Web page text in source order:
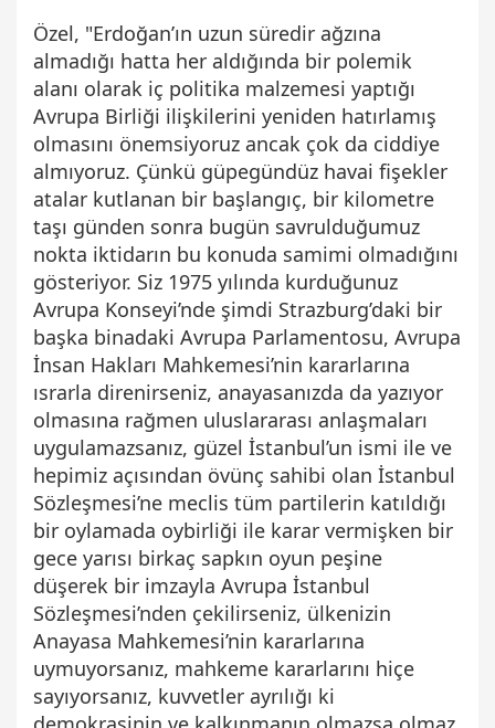
Özel, "Erdoğan’ın uzun süredir ağzına
almadığı hatta her aldığında bir polemik
alanı olarak iç politika malzemesi yaptığı
Avrupa Birliği ilişkilerini yeniden hatırlamış
olmasını önemsiyoruz ancak çok da ciddiye
almıyoruz. Çünkü güpegündüz havai fişekler
atalar kutlanan bir başlangıç, bir kilometre
taşı günden sonra bugün savrulduğumuz
nokta iktidarın bu konuda samimi olmadığını
gösteriyor. Siz 1975 yılında kurduğunuz
Avrupa Konseyi’nde şimdi Strazburg’daki bir
başka binadaki Avrupa Parlamentosu, Avrupa
İnsan Hakları Mahkemesi’nin kararlarına
ısrarla direnirseniz, anayasanızda da yazıyor
olmasına rağmen uluslararası anlaşmaları
uygulamazsanız, güzel İstanbul’un ismi ile ve
hepimiz açısından övünç sahibi olan İstanbul
Sözleşmesi’ne meclis tüm partilerin katıldığı
bir oylamada oybirliği ile karar vermişken bir
gece yarısı birkaç sapkın oyun peşine
düşerek bir imzayla Avrupa İstanbul
Sözleşmesi’nden çekilirseniz, ülkenizin
Anayasa Mahkemesi’nin kararlarına
uymuyorsanız, mahkeme kararlarını hiçe
sayıyorsanız, kuvvetler ayrılığı ki